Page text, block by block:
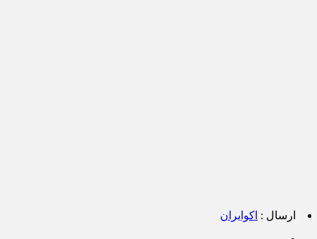
ارسال : اکوایران